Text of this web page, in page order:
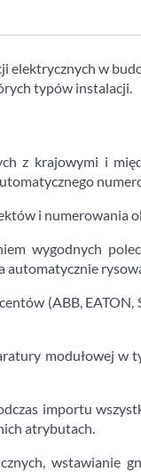
elektrycznych w
typów instalacji.
z krajowymi i
i
wygodnych
(ABB, EATON,
modułowej w
importu
atrybutach.
wstawianie